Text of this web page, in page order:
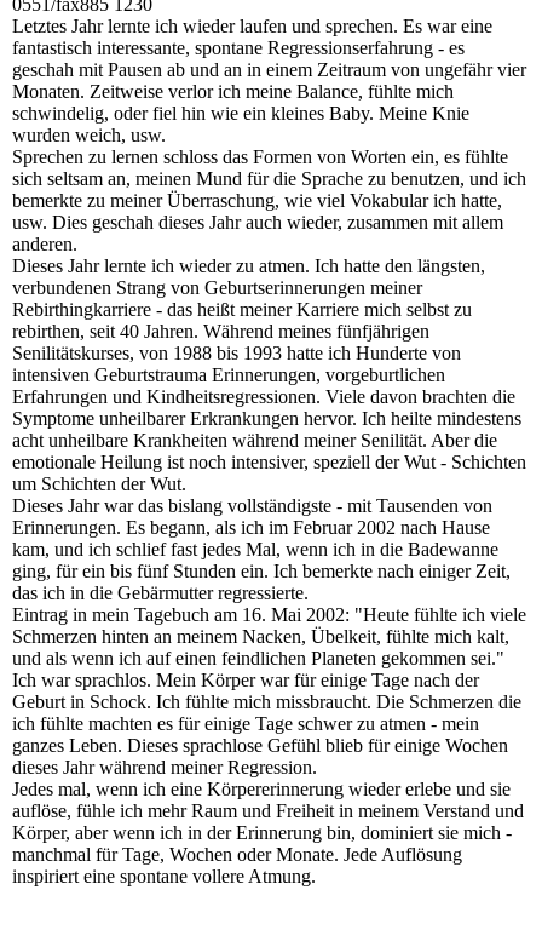
0551/fax885 1230
Letztes Jahr lernte ich wieder laufen und sprechen. Es war eine
fantastisch interessante, spontane Regressionserfahrung - es
geschah mit Pausen ab und an in einem Zeitraum von ungefähr vier
Monaten. Zeitweise verlor ich meine Balance, fühlte mich
schwindelig, oder fiel hin wie ein kleines Baby. Meine Knie
wurden weich, usw.
Sprechen zu lernen schloss das Formen von Worten ein, es fühlte
sich seltsam an, meinen Mund für die Sprache zu benutzen, und ich
bemerkte zu meiner Überraschung, wie viel Vokabular ich hatte,
usw. Dies geschah dieses Jahr auch wieder, zusammen mit allem
anderen.
Dieses Jahr lernte ich wieder zu atmen. Ich hatte den längsten,
verbundenen Strang von Geburtserinnerungen meiner
Rebirthingkarriere - das heißt meiner Karriere mich selbst zu
rebirthen, seit 40 Jahren. Während meines fünfjährigen
Senilitätskurses, von 1988 bis 1993 hatte ich Hunderte von
intensiven Geburtstrauma Erinnerungen, vorgeburtlichen
Erfahrungen und Kindheitsregressionen. Viele davon brachten die
Symptome unheilbarer Erkrankungen hervor. Ich heilte mindestens
acht unheilbare Krankheiten während meiner Senilität. Aber die
emotionale Heilung ist noch intensiver, speziell der Wut - Schichten
um Schichten der Wut.
Dieses Jahr war das bislang vollständigste - mit Tausenden von
Erinnerungen. Es begann, als ich im Februar 2002 nach Hause
kam, und ich schlief fast jedes Mal, wenn ich in die Badewanne
ging, für ein bis fünf Stunden ein. Ich bemerkte nach einiger Zeit,
das ich in die Gebärmutter regressierte.
Eintrag in mein Tagebuch am 16. Mai 2002: "Heute fühlte ich viele
Schmerzen hinten an meinem Nacken, Übelkeit, fühlte mich kalt,
und als wenn ich auf einen feindlichen Planeten gekommen sei."
Ich war sprachlos. Mein Körper war für einige Tage nach der
Geburt in Schock. Ich fühlte mich missbraucht. Die Schmerzen die
ich fühlte machten es für einige Tage schwer zu atmen - mein
ganzes Leben. Dieses sprachlose Gefühl blieb für einige Wochen
dieses Jahr während meiner Regression.
Jedes mal, wenn ich eine Körpererinnerung wieder erlebe und sie
auflöse, fühle ich mehr Raum und Freiheit in meinem Verstand und
Körper, aber wenn ich in der Erinnerung bin, dominiert sie mich -
manchmal für Tage, Wochen oder Monate. Jede Auflösung
inspiriert eine spontane vollere Atmung.